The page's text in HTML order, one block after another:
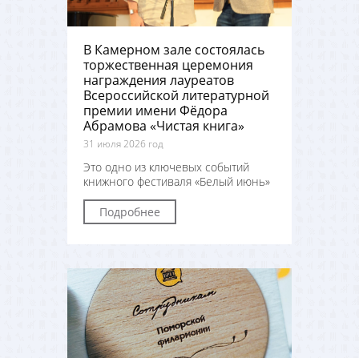
В Камерном зале состоялась
торжественная церемония
награждения лауреатов
Всероссийской литературной
премии имени Фёдора
Абрамова «Чистая книга»
31 июля 2026 год
Это одно из ключевых событий
книжного фестиваля «Белый июнь»
Подробнее